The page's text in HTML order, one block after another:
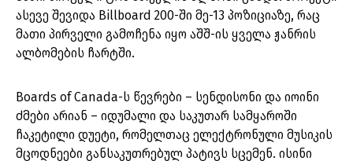
ასევე შევიდა Billboard 200-ში მე-13 პოზიციაზე, რაც
მათი პირველი გამოჩენა იყო აშშ-ის ყველა ჟანრის
ალბომების ჩარტში.
Boards of Canada-ს წევრები – სენდისონი და იოინი
ძმები არიან – იდუმალი და საკუთარ სამყაროში
ჩაკეტილი დუეტი, რომელთაც ელექტრონული მუსიკის
მცოდნეები განსაკუთრებულ პატივს სცემენ. ისინი